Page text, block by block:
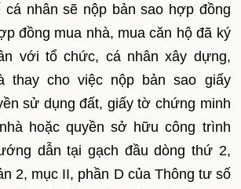
cá nhân sẽ nộp bản sao hợp đồng
đồng mua nhà, mua căn hộ đã ký
với tổ chức, cá nhân xây dựng,
thay cho việc nộp bản sao giấy
sử dụng đất, giấy tờ chứng minh
hoặc quyền sở hữu công trình
dẫn tại gạch đầu dòng thứ 2,
2, mục II, phần D của Thông tư số